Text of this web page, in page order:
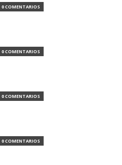
0 COMENTARIOS
0 COMENTARIOS
0 COMENTARIOS
0 COMENTARIOS